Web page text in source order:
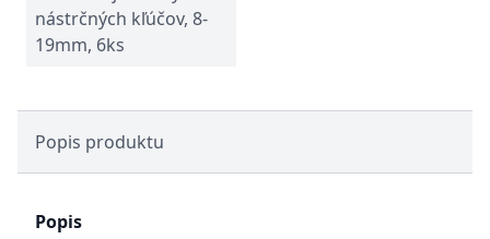
nástrčných kľúčov, 8-
19mm, 6ks
Popis produktu
Popis